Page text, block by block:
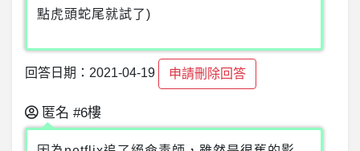
點虎頭蛇尾就試了)
回答日期：2021-04-19 申請刪除回答
匿名 #6樓